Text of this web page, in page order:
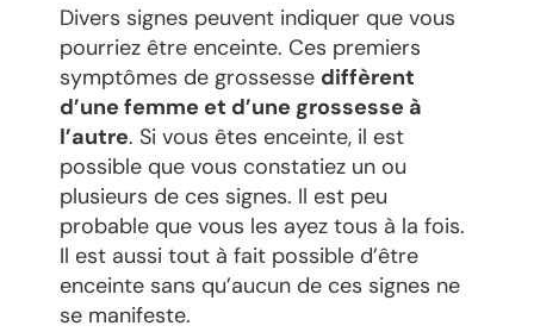
Divers signes peuvent indiquer que vous
pourriez être enceinte. Ces premiers
symptômes de grossesse diffèrent
d’une femme et d’une grossesse à
l’autre. Si vous êtes enceinte, il est
possible que vous constatiez un ou
plusieurs de ces signes. Il est peu
probable que vous les ayez tous à la fois.
Il est aussi tout à fait possible d’être
enceinte sans qu’aucun de ces signes ne
se manifeste.